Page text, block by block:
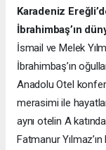
Karadeniz
İbrahimbaş’ın
İsmail ve Melek
İbrahimbaş’ın
Anadolu Otel
merasimi ile
aynı otelin A
Fatmanur